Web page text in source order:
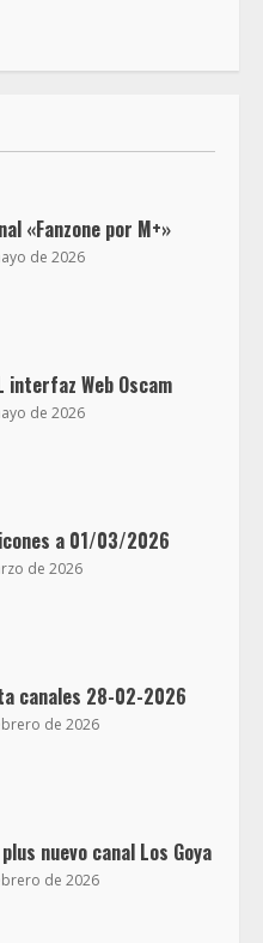
«Fanzone por M+»
de 2026
interfaz Web Oscam
de 2026
a 01/03/2026
de 2026
canales 28-02-2026
de 2026
nuevo canal Los Goya
de 2026